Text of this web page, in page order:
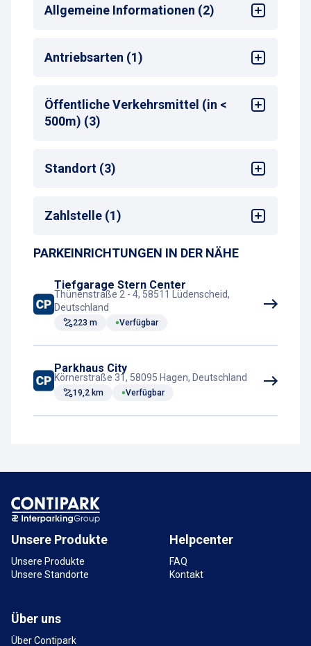
Allgemeine Informationen (2)
Mehrsprachige Bedienung am
Zahlautomaten
Antriebsarten (1)
Alle
Öffentliche Verkehrsmittel (in <
500m) (3)
Bus-Haltestelle
Zug-Haltestelle
Standort (3)
Shopping-Center
Stadtzentrum
Zahlstelle (1)
Kassenautomat
PARKEINRICHTUNGEN IN DER NÄHE
Tiefgarage Stern Center
Thünenstraße 2 - 4, 58511 Lüdenscheid,
Deutschland
223 m Verfügbar
Parkhaus City
Körnerstraße 31, 58095 Hagen, Deutschland
19,2 km Verfügbar
Unsere Produkte
Unsere Produkte
Unsere Standorte
Helpcenter
FAQ
Kontakt
Über uns
Über Contipark